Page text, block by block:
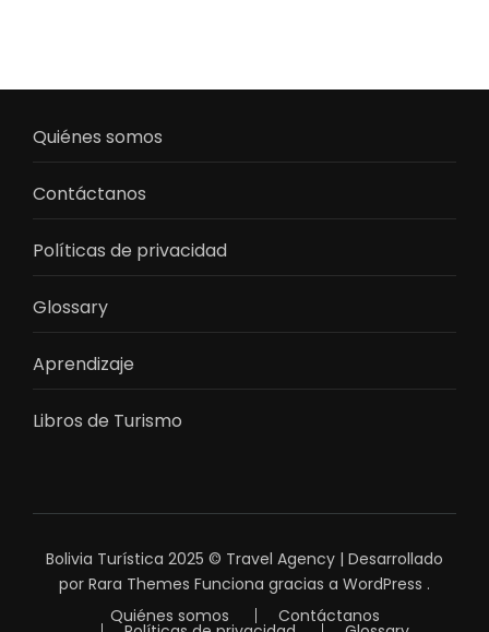
Quiénes somos
Contáctanos
Políticas de privacidad
Glossary
Aprendizaje
Libros de Turismo
Bolivia Turística 2025 © Travel Agency | Desarrollado
por Rara Themes Funciona gracias a WordPress .
Quiénes somos
Contáctanos